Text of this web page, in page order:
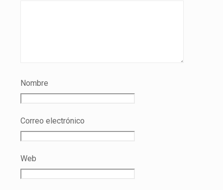
Nombre
Correo electrónico
Web